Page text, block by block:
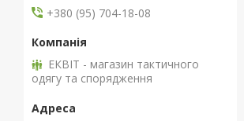
+380 (95) 704-18-08
ЕКВІТ - магазин тактичного
одягу та спорядження